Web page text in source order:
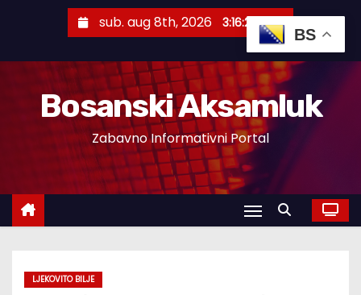
n
sub. aug 8th, 2026 3:16:26 AM
Bosanski Aksamluk
Zabavno Informativni Portal
LJEKOVITO BILJE
BS